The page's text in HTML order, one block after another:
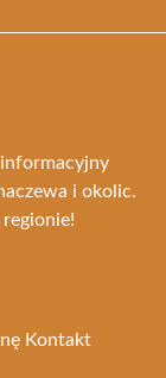
i okolic.
Kontakt